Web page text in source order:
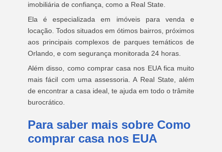
imobiliária de confiança, como a Real State.
Ela é especializada em imóveis para venda e
locação. Todos situados em ótimos bairros, próximos
aos principais complexos de parques temáticos de
Orlando, e com segurança monitorada 24 horas.
Além disso, como comprar casa nos EUA fica muito
mais fácil com uma assessoria. A Real State, além
de encontrar a casa ideal, te ajuda em todo o trâmite
burocrático.
Para saber mais sobre Como
comprar casa nos EUA